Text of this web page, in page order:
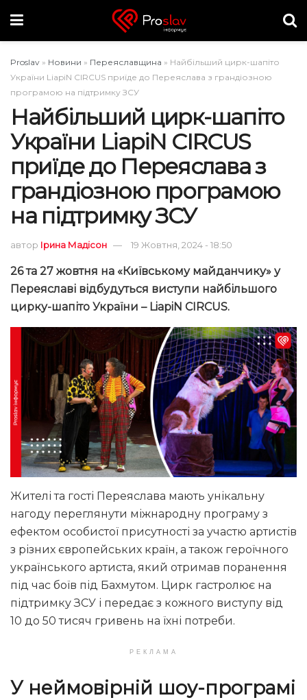
Proslav » Новини » Переяславщина » Найбільший цирк-шапіто
України LiapiN CIRCUS приїде до Переяслава з грандіозною
програмою на підтримку ЗСУ
Найбільший цирк-шапіто
України LiapiN CIRCUS
приїде до Переяслава з
грандіозною програмою
на підтримку ЗСУ
автор Ірина Мадісон 19 Жовтня, 2024 - 18:50
26 та 27 жовтня на «Київському майданчику» у
Переяславі відбудуться виступи найбільшого
цирку-шапіто України – LiapiN CIRCUS.
Жителі та гості Переяслава мають унікальну
нагоду переглянути міжнародну програму з
ефектом особистої присутності за участю артистів
з різних європейських країн, а також героїчного
українського артиста, який отримав поранення
під час боїв під Бахмутом. Цирк гастролює на
підтримку ЗСУ і передає з кожного виступу від
10 до 50 тисяч гривень на їхні потреби.
РЕКЛАМА
У неймовірній шоу-програмі